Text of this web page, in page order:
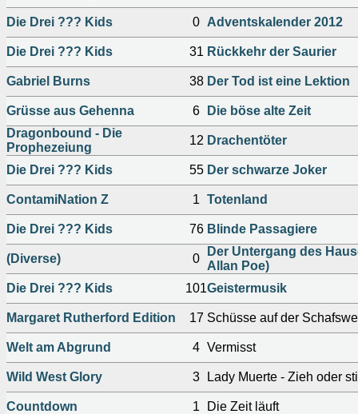
Die Drei ??? Kids 0 Adventskalender 2012
Die Drei ??? Kids 31 Rückkehr der Saurier
Gabriel Burns 38 Der Tod ist eine Lektion
Grüsse aus Gehenna 6
Die böse alte Zeit
Dragonbound - Die
Prophezeiung
12 Drachentöter
Die Drei ??? Kids 55 Der schwarze Joker
ContamiNation Z 1 Totenland
Die Drei ??? Kids 76 Blinde Passagiere
(Diverse) 0
Der Untergang des
Allan Poe)
Die Drei ??? Kids
101Geistermusik
Margaret Rutherford Edition 17 Schüsse auf der
Welt am Abgrund 4 Vermisst
Wild West Glory 3 Lady Muerte - Zieh oder
Countdown 1 Die Zeit läuft